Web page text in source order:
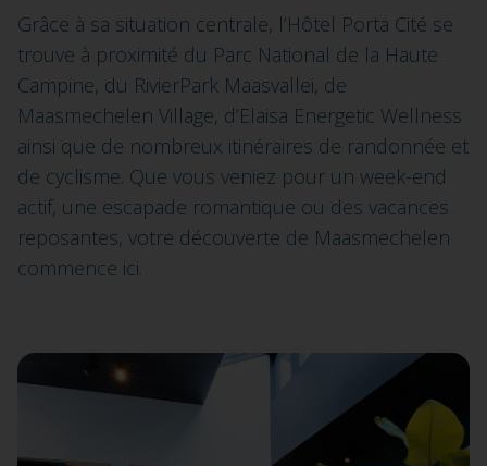
Grâce à sa situation centrale, l’Hôtel Porta Cité se
trouve à proximité du Parc National de la Haute
Campine, du RivierPark Maasvallei, de
Maasmechelen Village, d’Elaisa Energetic Wellness
ainsi que de nombreux itinéraires de randonnée et
de cyclisme. Que vous veniez pour un week-end
actif, une escapade romantique ou des vacances
reposantes, votre découverte de Maasmechelen
commence ici.